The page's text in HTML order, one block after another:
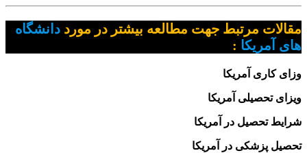
مقالات مرتبط جهت مطالعه بیشتر در مورد دانشگاه
های آمریکا :
وزای کاری آمریکا
ویزای تحصیلی آمریکا
شرایط تحصیل در آمریکا
تحصیل پزشکی در آمریکا